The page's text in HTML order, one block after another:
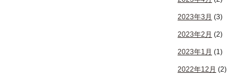
2023年3月 (3)
2023年2月 (2)
2023年1月 (1)
2022年12月 (2)